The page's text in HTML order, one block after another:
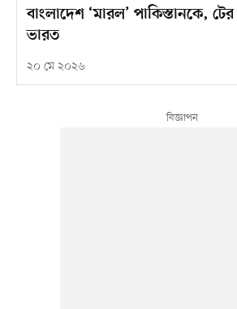
বাংলাদেশ ‘মারল’ পাকিস্তানকে,
ভারত
২০ মে ২০২৬